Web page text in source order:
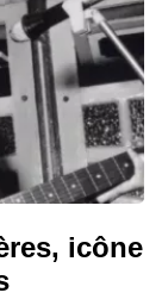
icône